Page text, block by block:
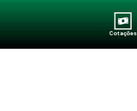
Cotações